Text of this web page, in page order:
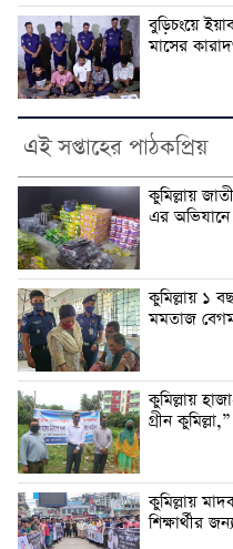
বুড়িচংয়ে
মাসের
এই সপ্তাহের পাঠকপ্রিয়
কুমিল্লায়
এর
কুমিল্লায় ১
মমতাজ
কুমিল্লায়
গ্রীন
কুমিল্লায়
শিক্ষার্থীর